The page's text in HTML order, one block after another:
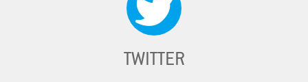
TWITTER